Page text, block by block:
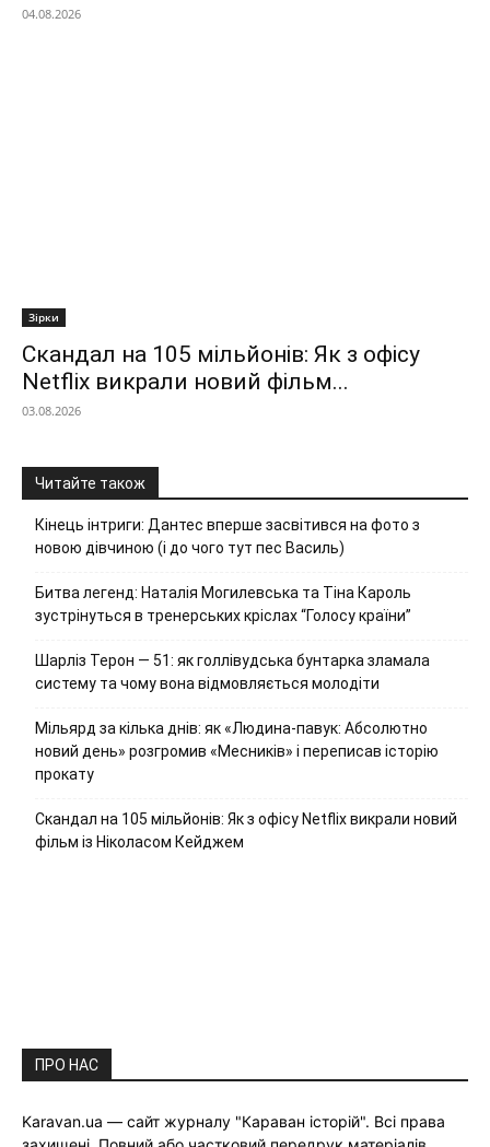
04.08.2026
Зірки
Скандал на 105 мільйонів: Як з офісу
Netflix викрали новий фільм...
03.08.2026
Читайте також
Кінець інтриги: Дантес вперше засвітився на фото з
новою дівчиною (і до чого тут пес Василь)
Битва легенд: Наталія Могилевська та Тіна Кароль
зустрінуться в тренерських кріслах “Голосу країни”
Шарліз Терон — 51: як голлівудська бунтарка зламала
систему та чому вона відмовляється молодіти
Мільярд за кілька днів: як «Людина-павук: Абсолютно
новий день» розгромив «Месників» і переписав історію
прокату
Скандал на 105 мільйонів: Як з офісу Netflix викрали новий
фільм із Ніколасом Кейджем
ПРО НАС
Karavan.ua — сайт журналу "Караван історій". Всі права